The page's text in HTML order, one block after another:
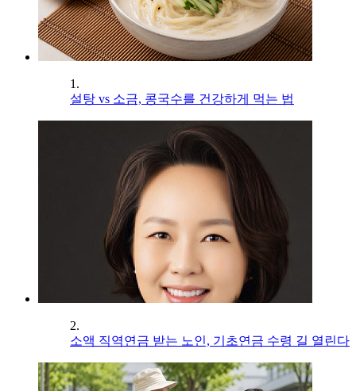
1.
설탕 vs 소금, 콩국수를 건강하게 먹는 법
2.
소액 직역연금 받는 노인, 기초연금 수령 길 열린다